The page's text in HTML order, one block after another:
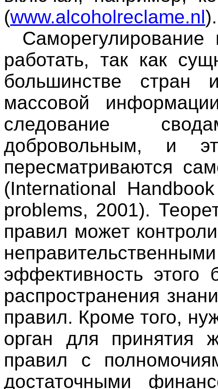
(www.alcoholreclame.nl).
работать, так как
большинстве стран
массовой
следование
добровольным, и
пересматриваются
(International
problems, 2001).
правил может
эффективность этого
распространения
правил. Кроме того,
орган для принятия
правил с
достаточными